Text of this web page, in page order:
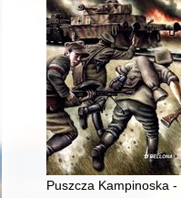
Puszcza Kampinoska